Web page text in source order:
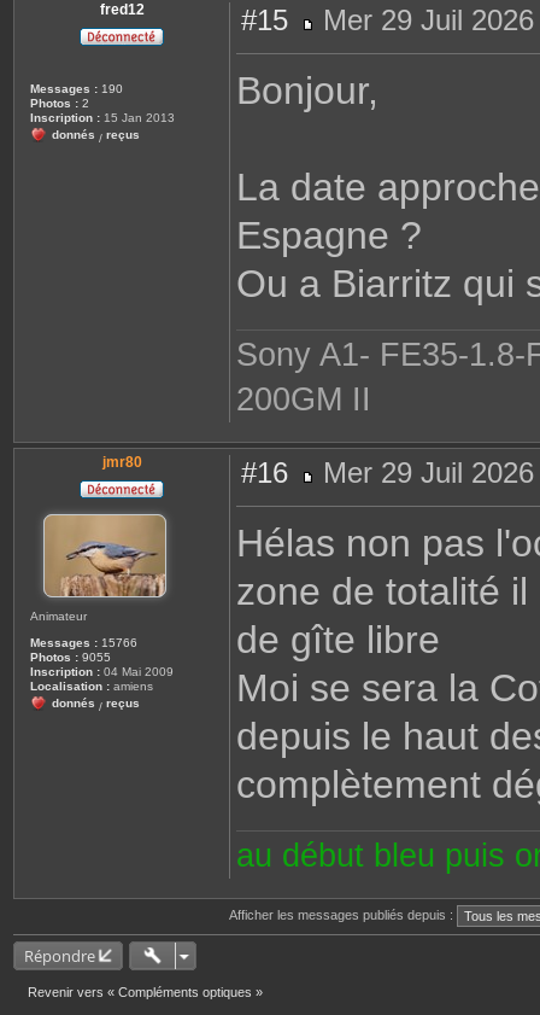
fred12
Messages : 190
Photos : 2
Inscription : 15 Jan 2013
donnés / reçus
#15
e
a
Mer 29 Juil
Bonjour,
La date
Espagne ?
Ou a Biarritz qui
Sony A1- FE35-
200GM II
jmr80
Animateur
Messages : 15766
Photos : 9055
Inscription : 04 Mai 2009
Localisation : amiens
donnés / reçus
#16
e
a
Mer 29 Juil
Hélas non pas
zone de totalité il
de gîte libre
Moi se sera la
depuis le haut
complètement
au début bleu puis
Afficher les messages publiés depuis :
Répondre
Revenir vers « Compléments optiques »